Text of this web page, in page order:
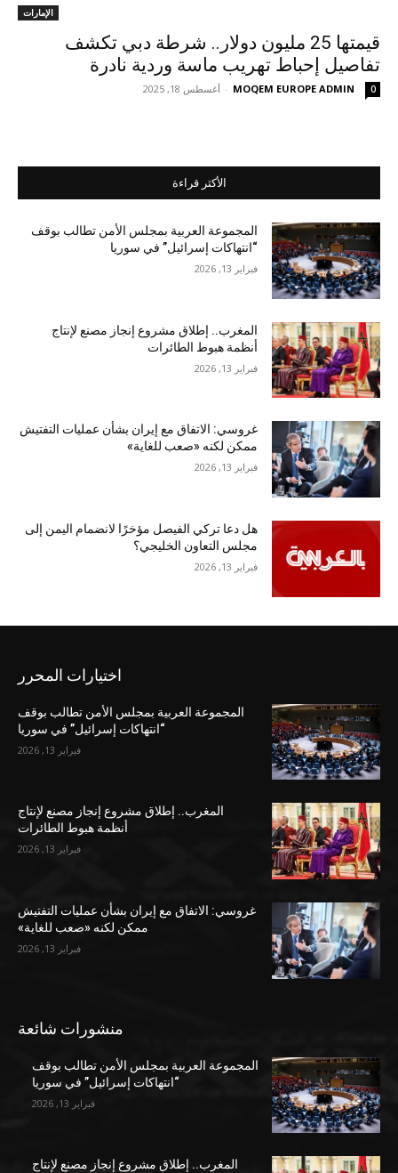
الإمارات
قيمتها 25 مليون دولار.. شرطة دبي تكشف
تفاصيل إحباط تهريب ماسة وردية نادرة
MOQEM EUROPE ADMIN
- أغسطس 18, 2025 0
الأكثر قراءة
المجموعة العربية بمجلس الأمن تطالب بوقف
“انتهاكات إسرائيل” في سوريا
فبراير 13, 2026
المغرب.. إطلاق مشروع إنجاز مصنع لإنتاج
أنظمة هبوط الطائرات
فبراير 13, 2026
غروسي: الاتفاق مع إيران بشأن عمليات التفتيش
ممكن لكنه «صعب للغاية»
فبراير 13, 2026
هل دعا تركي الفيصل مؤخرًا لانضمام اليمن إلى
مجلس التعاون الخليجي؟
فبراير 13, 2026
اختيارات المحرر
المجموعة العربية بمجلس الأمن تطالب بوقف
“انتهاكات إسرائيل” في سوريا
فبراير 13, 2026
المغرب.. إطلاق مشروع إنجاز مصنع لإنتاج
أنظمة هبوط الطائرات
فبراير 13, 2026
غروسي: الاتفاق مع إيران بشأن عمليات التفتيش
ممكن لكنه «صعب للغاية»
فبراير 13, 2026
منشورات شائعة
المجموعة العربية بمجلس الأمن تطالب بوقف
“انتهاكات إسرائيل” في سوريا
فبراير 13, 2026
المغرب.. إطلاق مشروع إنجاز مصنع لإنتاج